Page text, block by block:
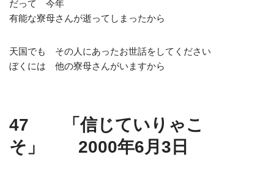
だって 今年
有能な寮母さんが逝ってしまったから
天国でも その人にあったお世話をしてください
ぼくには 他の寮母さんがいますから
47 「信じていりゃこ
そ」 2000年6月3日